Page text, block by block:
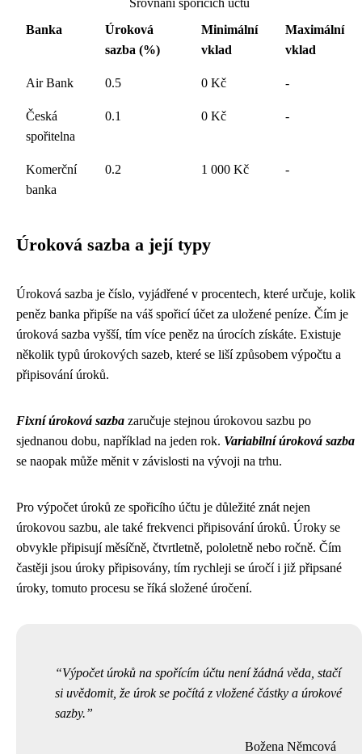
Banka
Úroková
sazba (%)
Minimální
vklad
Maximální
vklad
Air Bank 0.5 0 Kč -
Česká
spořitelna
0.1 0 Kč -
Komerční
banka
0.2 1 000 Kč -
Úroková sazba a její typy
Úroková sazba je číslo, vyjádřené v procentech, které určuje, kolik
peněz banka připíše na váš spořicí účet za uložené peníze. Čím je
úroková sazba vyšší, tím více peněz na úrocích získáte. Existuje
několik typů úrokových sazeb, které se liší způsobem výpočtu a
připisování úroků.
Fixní úroková sazba zaručuje stejnou úrokovou sazbu po
sjednanou dobu, například na jeden rok. Variabilní úroková sazba
se naopak může měnit v závislosti na vývoji na trhu.
Pro výpočet úroků ze spořicího účtu je důležité znát nejen
úrokovou sazbu, ale také frekvenci připisování úroků. Úroky se
obvykle připisují měsíčně, čtvrtletně, pololetně nebo ročně. Čím
častěji jsou úroky připisovány, tím rychleji se úročí i již připsané
úroky, tomuto procesu se říká složené úročení.
Výpočet úroků na spořícím účtu není žádná věda, stačí
si uvědomit, že úrok se počítá z vložené částky a úrokové
sazby.
Božena Němcová